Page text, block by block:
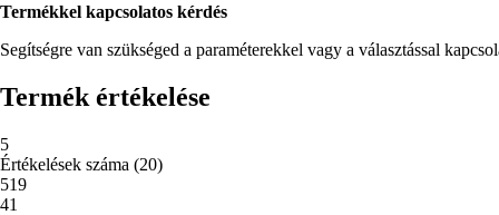
Termékkel kapcsolatos kérdés
Segítségre van szükséged a paraméterekkel vagy a választással
Termék értékelése
5
Értékelések száma (20)
519
41